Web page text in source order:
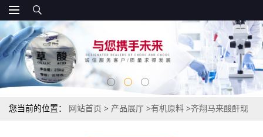
您当前的位置： 网站首页 > 产品展厅 >有机原料 >齐翔马来酸酐现